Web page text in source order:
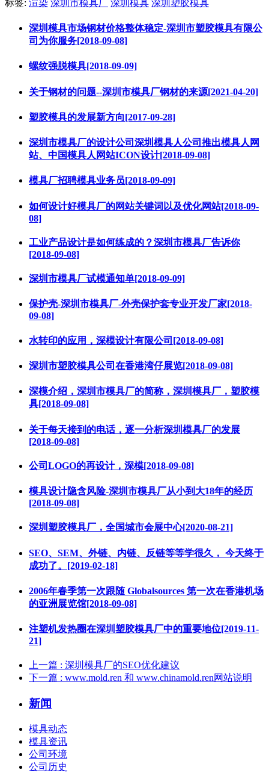
标签: 渲染 深圳市模具厂 深圳模具 深圳塑胶模具
深圳模具市场钢材价格整体稳定-深圳市塑胶模具有限公
司为你服务[2018-09-08]
螺纹强脱模具[2018-09-09]
关于钢材的问题--深圳市模具厂钢材的来源[2021-04-20]
塑胶模具的发展新方向[2017-09-28]
深圳市模具厂的设计公司深圳模具人公司推出模具人网
站、中国模具人网站ICON设计[2018-09-08]
模具厂招聘模具业务员[2018-09-09]
如何设计好模具厂的网站关键词以及优化网站[2018-09-
08]
工业产品设计是如何练成的？深圳市模具厂告诉你
[2018-09-08]
深圳市模具厂试模通知单[2018-09-09]
保护壳-深圳市模具厂-外壳保护套专业开发厂家[2018-
09-08]
水转印的应用，深模设计有限公司[2018-09-08]
深圳市塑胶模具公司在香港湾仔展览[2018-09-08]
深模介绍，深圳市模具厂的简称，深圳模具厂，塑胶模
具[2018-09-08]
关于每天接到的电话，逐一分析深圳模具厂的发展
[2018-09-08]
公司LOGO的再设计，深模[2018-09-08]
模具设计隐含风险-深圳市模具厂从小到大18年的经历
[2018-09-08]
深圳塑胶模具厂，全国城市会展中心[2020-08-21]
SEO、SEM、外链、内链、反链等等学很久， 今天终于
成功了。[2019-02-18]
2006年春季第一次跟随 Globalsources 第一次在香港机场
的亚洲展览馆[2018-09-08]
注塑机发热圈在深圳塑胶模具厂中的重要地位[2019-11-
21]
上一篇 : 深圳模具厂的SEO优化建议
下一篇 : www.mold.ren 和 www.chinamold.ren网站说明
新闻
模具动态
模具资讯
公司环境
公司历史